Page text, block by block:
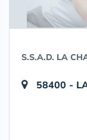
S.S.A.D. LA
58400 -